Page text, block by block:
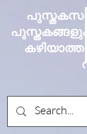
പുസ്തകങ്ങളും